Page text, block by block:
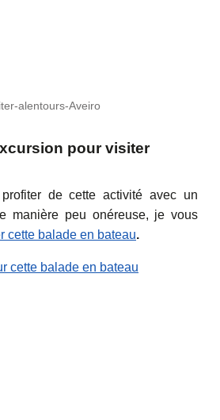
alentours-Aveiro
pour visiter
de cette activité avec un
manière peu onéreuse, je vous
cette balade en bateau.
cette balade en bateau